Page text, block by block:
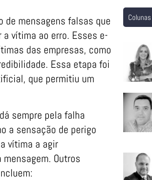
de mensagens falsas que
vítima ao erro. Esses e-
das empresas, como
Essa etapa foi
que permitiu um
sempre pela falha
a sensação de perigo
vítima a agir
Outros